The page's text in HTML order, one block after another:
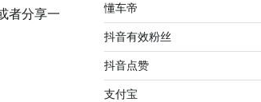
者分享一
懂车帝
抖音有效粉丝
抖音点赞
支付宝